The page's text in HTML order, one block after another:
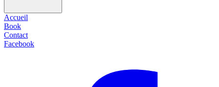
Accueil
Book
Contact
Facebook